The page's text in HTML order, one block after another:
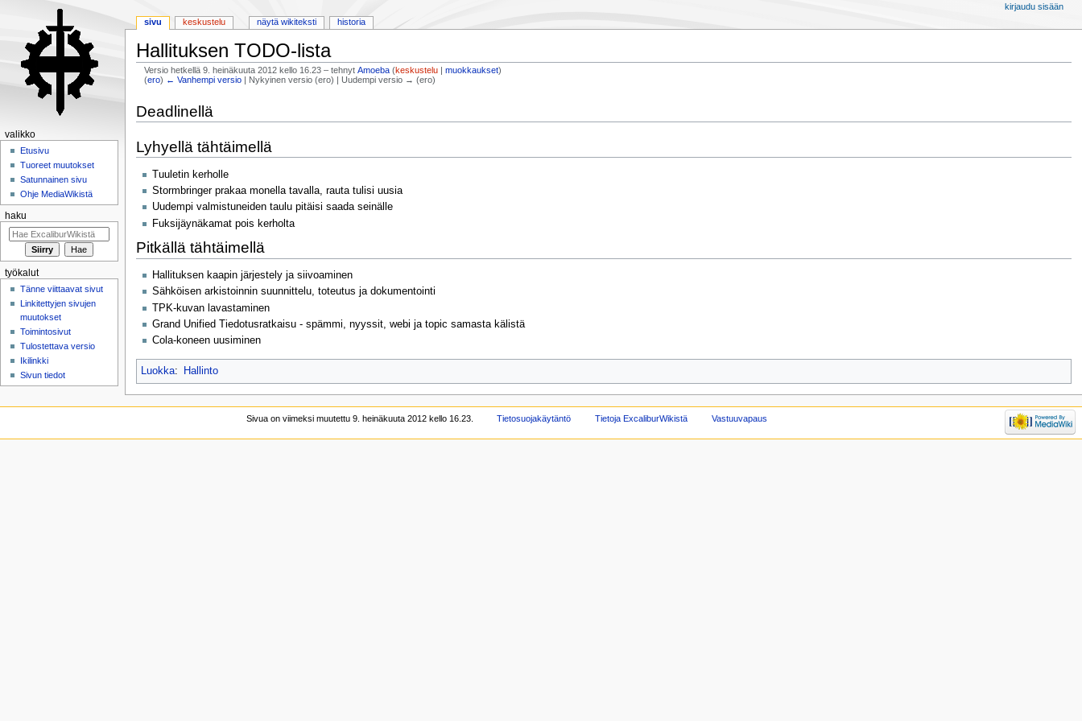
Hallituksen TODO-lista
Versio hetkellä 9. heinäkuuta 2012 kello 16.23 – tehnytAmoeba (keskustelu |muokkaukset)
(ero) ← Vanhempi versio | Nykyinen versio (ero) | Uudempi versio → (ero)
navigaatioon
hakuun
Deadlinellä
Lyhyellä tähtäimellä
Tuuletin kerholle
Stormbringer prakaa monella tavalla, rauta tulisi uusia
Uudempi valmistuneiden taulu pitäisi saada seinälle
Fuksijäynäkamat pois kerholta
Pitkällä tähtäimellä
Hallituksen kaapin järjestely ja siivoaminen
Sähköisen arkistoinnin suunnittelu, toteutus ja dokumentointi
TPK-kuvan lavastaminen
Grand Unified Tiedotusratkaisu - spämmi, nyyssit, webi ja topic samasta kälistä
Cola-koneen uusiminen
Luokka: Hallinto
sivu keskustelu näytä wikiteksti historia
kirjaudu sisään
valikko
Etusivu
Tuoreet muutokset
Satunnainen sivu
Ohje MediaWikistä
haku
työkalut
Tänne viittaavat sivut
Linkitettyjen sivujen
muutokset
Toimintosivut
Tulostettava versio
Ikilinkki
Sivun tiedot
Sivua on viimeksi muutettu 9. heinäkuuta 2012 kello 16.23. Tietosuojakäytäntö Tietoja ExcaliburWikistä Vastuuvapaus